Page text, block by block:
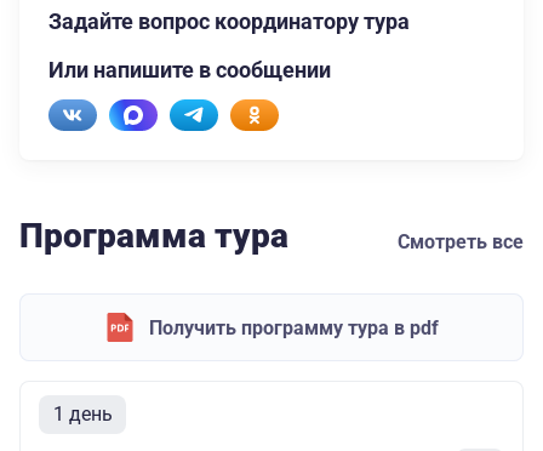
Задайте вопрос координатору тура
Или напишите в сообщении
Программа тура Смотреть все
Получить программу тура в pdf
1 день